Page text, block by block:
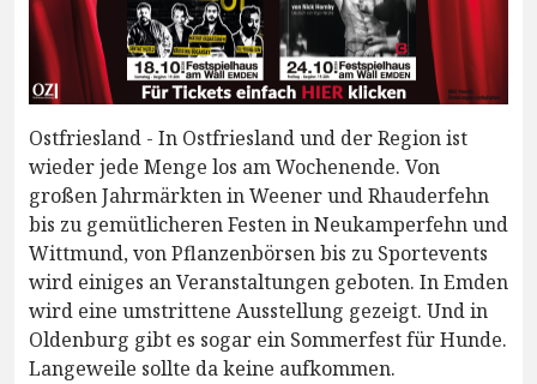
Ostfriesland - In Ostfriesland und der Region ist
wieder jede Menge los am Wochenende. Von
großen Jahrmärkten in Weener und Rhauderfehn
bis zu gemütlicheren Festen in Neukamperfehn und
Wittmund, von Pflanzenbörsen bis zu Sportevents
wird einiges an Veranstaltungen geboten. In Emden
wird eine umstrittene Ausstellung gezeigt. Und in
Oldenburg gibt es sogar ein Sommerfest für Hunde.
Langeweile sollte da keine aufkommen.